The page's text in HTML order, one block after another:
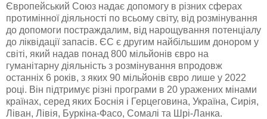
Європейський Союз надає допомогу в різних сферах
протимінної діяльності по всьому світу, від розмінування
до допомоги постраждалим, від нарощування потенціалу
до ліквідації запасів. ЄС є другим найбільшим донором у
світі, який надав понад 800 мільйонів євро на
гуманітарну діяльність з розмінування впродовж
останніх 6 років, з яких 90 мільйонів євро лише у 2022
році. Він підтримує різні програми в 20 уражених мінами
країнах, серед яких Боснія і Герцеговина, Україна, Сирія,
Ліван, Лівія, Буркіна-Фасо, Сомалі та Шрі-Ланка.